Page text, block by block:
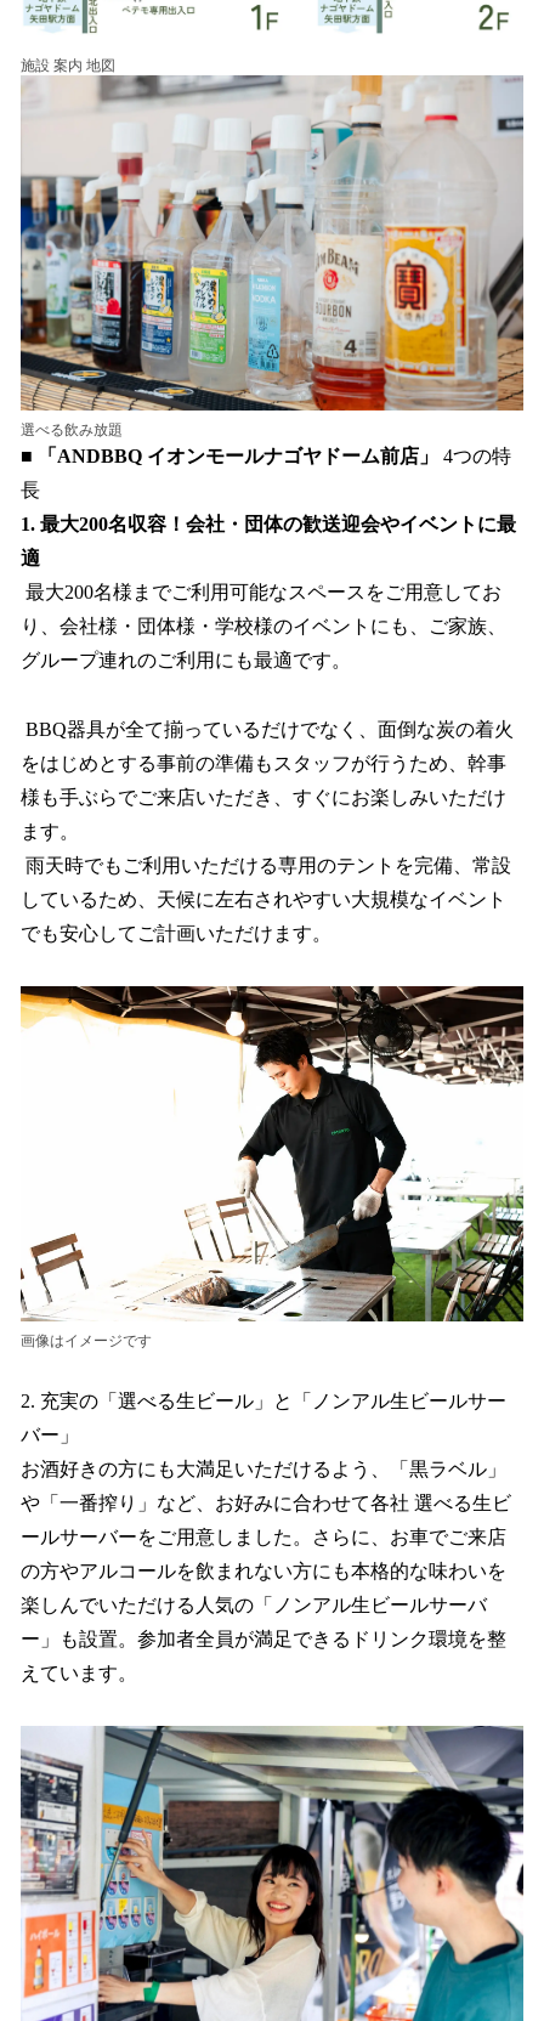
施設 案内 地図
選べる飲み放題
■ 「ANDBBQ イオンモールナゴヤドーム前店」
4つの特
長
1. 最大200名収容！会社・団体の歓送迎会やイベントに最
適
最大200名様までご利用可能なスペースをご用意してお
り、会社様・団体様・学校様のイベントにも、ご家族、
グループ連れのご利用にも最適です。
BBQ器具が全て揃っているだけでなく、面倒な炭の着火
をはじめとする事前の準備もスタッフが行うため、幹事
様も手ぶらでご来店いただき、すぐにお楽しみいただけ
ます。
雨天時でもご利用いただける専用のテントを完備、常設
しているため、天候に左右されやすい大規模なイベント
でも安心してご計画いただけます。
画像はイメージです
2. 充実の「選べる生ビール」と「ノンアル生ビールサー
バー」
お酒好きの方にも大満足いただけるよう、「黒ラベル」
や「一番搾り」など、お好みに合わせて各社 選べる生ビ
ールサーバーをご用意しました。さらに、お車でご来店
の方やアルコールを飲まれない方にも本格的な味わいを
楽しんでいただける人気の「ノンアル生ビールサーバ
ー」も設置。参加者全員が満足できるドリンク環境を整
えています。